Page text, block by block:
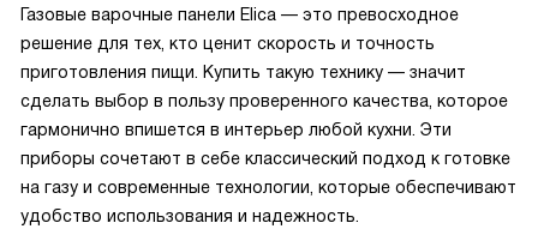
Газовые варочные панели Elica — это превосходное
решение для тех, кто ценит скорость и точность
приготовления пищи. Купить такую технику — значит
сделать выбор в пользу проверенного качества, которое
гармонично впишется в интерьер любой кухни. Эти
приборы сочетают в себе классический подход к готовке
на газу и современные технологии, которые обеспечивают
удобство использования и надежность.